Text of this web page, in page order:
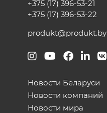
+375 (17) 396-53-21
+375 (17) 396-53-22
produkt@produkt.by
Новости Беларуси
Новости компаний
Новости мира